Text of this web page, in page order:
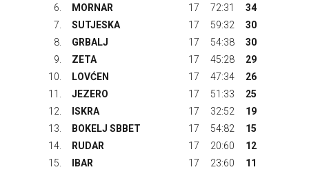
6.
MORNAR 17 72:31
34
7.
SUTJESKA 17 59:32
30
8.
GRBALJ 17 54:38
30
9.
ZETA 17 45:28
29
10.
LOVĆEN 17 47:34
26
11.
JEZERO 17 51:33
25
12.
ISKRA 17 32:52
19
13.
BOKELJ SBBET 17 54:82
15
14.
RUDAR 17 20:60
12
15.
IBAR 17 23:60
11